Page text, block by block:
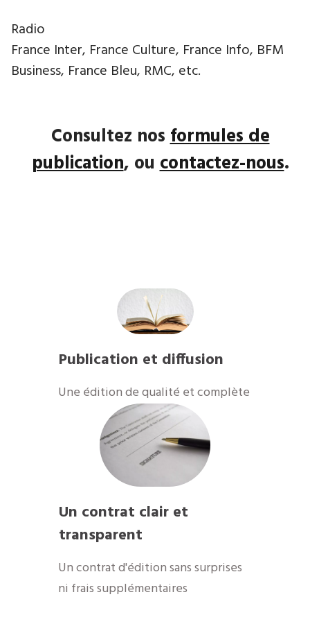
Radio
France Inter, France Culture, France Info, BFM
Business, France Bleu, RMC, etc.
Consultez nosformules de
publication, oucontactez-nous.
Publication et diffusion
​Une édition de qualité et complète
Un contrat clair et
transparent
Un contrat d'édition sans surprises
ni frais supplémentaires